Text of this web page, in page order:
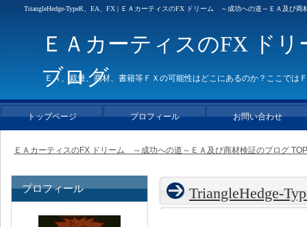
TriangleHedge-TypeR、EA、FX | ＥＡカーティスのFX ドリーム ～成功への道～ＥＡ及び商
TriangleHedge-
プロフィール
ＥＡカーティスのFX ドリーム ～成功への道～ＥＡ及び商材検証のブログ TOP
ＥＡカーティスのFX ド
ブログ
ＥＡ、裁量、商材、書籍等ＦＸの可能性はどこにあるのか？ここで
トップページ プロフィール お問い合わせ